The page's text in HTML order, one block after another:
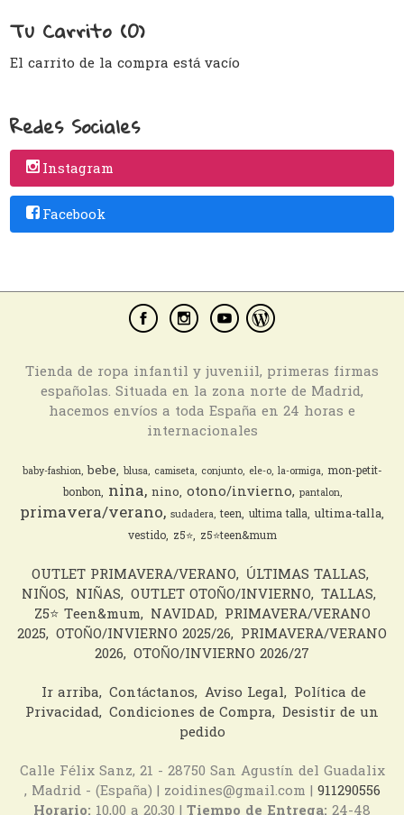
Tu Carrito (0)
El carrito de la compra está vacío
Redes Sociales
Instagram
Facebook
Tienda de ropa infantil y juveniil, primeras firmas
españolas. Situada en la zona norte de Madrid,
hacemos envíos a toda España en 24 horas e
internacionales
baby-fashion bebe blusa camiseta conjunto ele-o la-ormiga mon-petit-
bonbon nina nino otono/invierno pantalon
primavera/verano sudadera teen ultima talla ultima-talla
vestido z5⭐️ z5⭐️teen&mum
OUTLET PRIMAVERA/VERANO ÚLTIMAS TALLAS
NIÑOS NIÑAS OUTLET OTOÑO/INVIERNO TALLAS
Z5⭐️ Teen&mum NAVIDAD PRIMAVERA/VERANO
2025 OTOÑO/INVIERNO 2025/26 PRIMAVERA/VERANO
2026 OTOÑO/INVIERNO 2026/27
Ir arriba Contáctanos Aviso Legal Política de
Privacidad Condiciones de Compra Desistir de un
pedido
Calle Félix Sanz, 21 - 28750 San Agustín del Guadalix
, Madrid - (España) | zoidines@gmail.com | 911290556